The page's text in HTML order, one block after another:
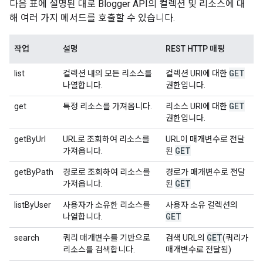
다음 표에 설명된 대로 Blogger API의 컬렉션 및 리소스에 대
해 여러 가지 메서드를 호출할 수 있습니다.
작업 설명 REST HTTP 매핑
list
컬렉션 내의 모든 리소스를
나열합니다.
컬렉션 URI에 대한 GET
권한입니다.
get 특정 리소스를 가져옵니다. 리소스 URI에 대한 GET
권한입니다.
getByUrl
URL로 조회하여 리소스를
가져옵니다.
URL이 매개변수로 전달
된 GET
getByPath
경로로 조회하여 리소스를
가져옵니다.
경로가 매개변수로 전달
된 GET
listByUser
사용자가 소유한 리소스를
나열합니다.
사용자 소유 컬렉션의
GET
search
쿼리 매개변수를 기반으로
리소스를 검색합니다.
검색 URL의 GET(쿼리가
매개변수로 전달됨)